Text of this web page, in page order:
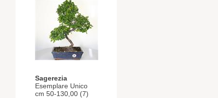
Sagerezia
Esemplare Unico
cm 50-130,00 (7)